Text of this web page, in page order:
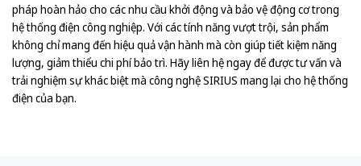
pháp hoàn hảo cho các nhu cầu khởi động và bảo vệ động cơ trong
hệ thống điện công nghiệp. Với các tính năng vượt trội, sản phẩm
không chỉ mang đến hiệu quả vận hành mà còn giúp tiết kiệm năng
lượng, giảm thiểu chi phí bảo trì. Hãy liên hệ ngay để được tư vấn và
trải nghiệm sự khác biệt mà công nghệ SIRIUS mang lại cho hệ thống
điện của bạn.